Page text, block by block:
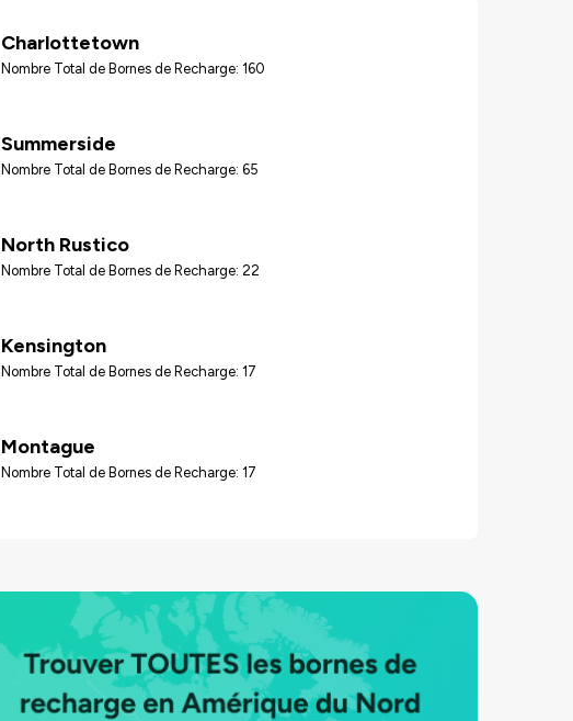
Charlottetown
Nombre Total de Bornes de Recharge: 160
Summerside
Nombre Total de Bornes de Recharge: 65
North Rustico
Nombre Total de Bornes de Recharge: 22
Kensington
Nombre Total de Bornes de Recharge: 17
Montague
Nombre Total de Bornes de Recharge: 17